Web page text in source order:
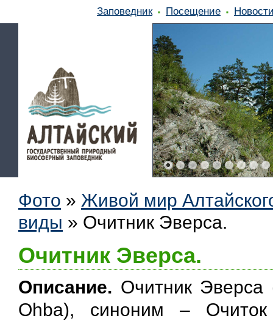
Заповедник Посещение
Фото » Живой мир
виды » Очитник Эверса.
Очитник Эверса.
Описание. Очитник Эверса
Ohba), синоним –